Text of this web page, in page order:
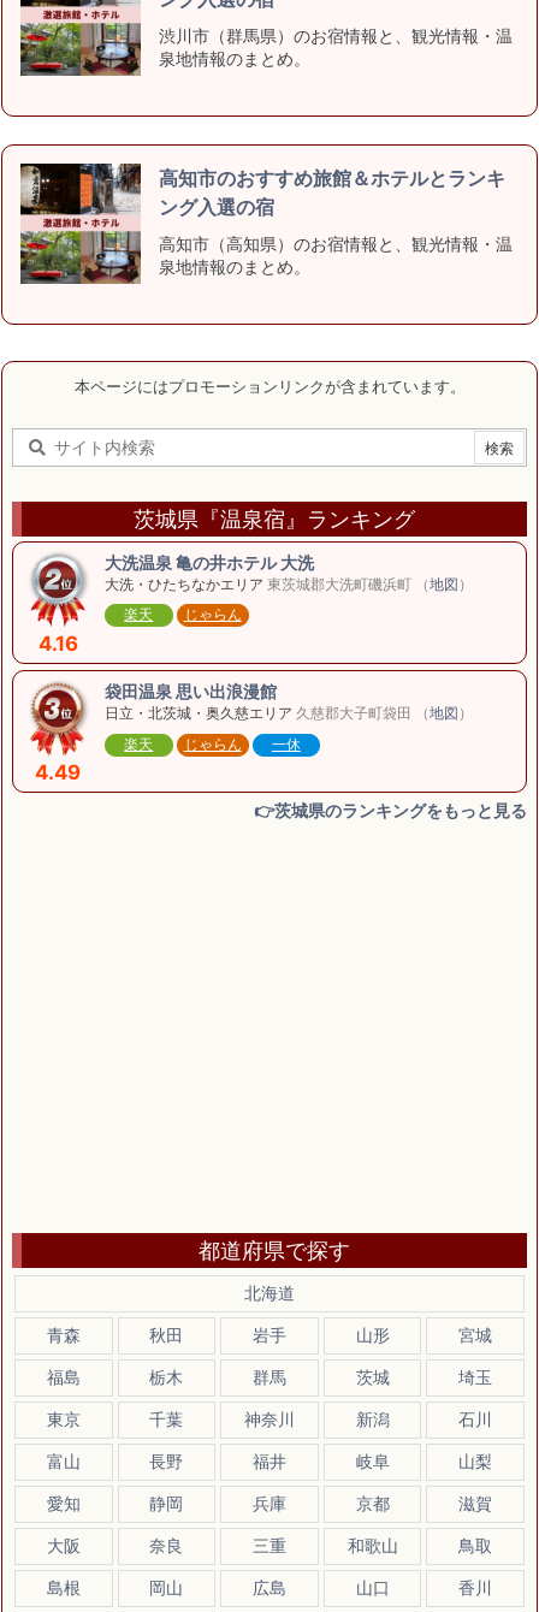
渋川市（群馬県）のお宿情報と、観光情報・温
泉地情報のまとめ。
高知市のおすすめ旅館＆ホテルとランキ
ング入選の宿
高知市（高知県）のお宿情報と、観光情報・温
泉地情報のまとめ。
本ページにはプロモーションリンクが含まれています。
茨城県『温泉宿』ランキング
4.16
大洗温泉 亀の井ホテル 大洗
大洗・ひたちなかエリア東茨城郡大洗町磯浜町 （地図 ）
楽天
じゃらん
4.49
袋田温泉 思い出浪漫館
日立・北茨城・奥久慈エリア 久慈郡大子町袋田 （地図 ）
楽天
じゃらん 一休
👉茨城県のランキングをもっと見る
都道府県で探す
北海道
青森 秋田 岩手 山形 宮城
福島 栃木 群馬 茨城 埼玉
東京 千葉 神奈川 新潟 石川
富山 長野 福井 岐阜 山梨
愛知 静岡 兵庫 京都 滋賀
大阪 奈良 三重 和歌山 鳥取
島根 岡山 広島 山口 香川